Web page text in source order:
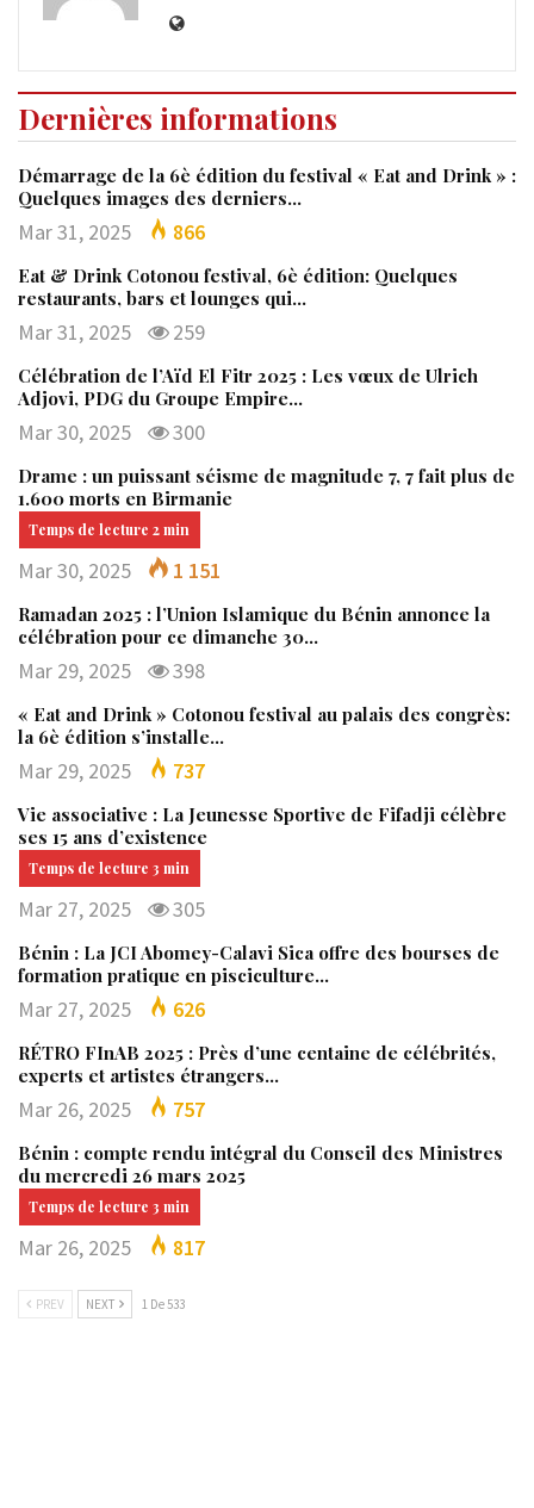
Dernières informations
Démarrage de la 6è édition du festival « Eat and Drink » :
Quelques images des derniers…
Mar 31, 2025 866
Eat & Drink Cotonou festival, 6è édition: Quelques
restaurants, bars et lounges qui…
Mar 31, 2025 259
Célébration de l’Aïd El Fitr 2025 : Les vœux de Ulrich
Adjovi, PDG du Groupe Empire…
Mar 30, 2025 300
Drame : un puissant séisme de magnitude 7, 7 fait plus de
1.600 morts en Birmanie
Mar 30, 2025 1 151
Ramadan 2025 : l’Union Islamique du Bénin annonce la
célébration pour ce dimanche 30…
Mar 29, 2025 398
« Eat and Drink » Cotonou festival au palais des congrès:
la 6è édition s’installe…
Mar 29, 2025 737
Vie associative : La Jeunesse Sportive de Fifadji célèbre
ses 15 ans d’existence
Mar 27, 2025 305
Bénin : La JCI Abomey-Calavi Sica offre des bourses de
formation pratique en pisciculture…
Mar 27, 2025 626
RÉTRO FInAB 2025 : Près d’une centaine de célébrités,
experts et artistes étrangers…
Mar 26, 2025 757
Bénin : compte rendu intégral du Conseil des Ministres
du mercredi 26 mars 2025
Mar 26, 2025 817
PREV NEXT 1 De 533